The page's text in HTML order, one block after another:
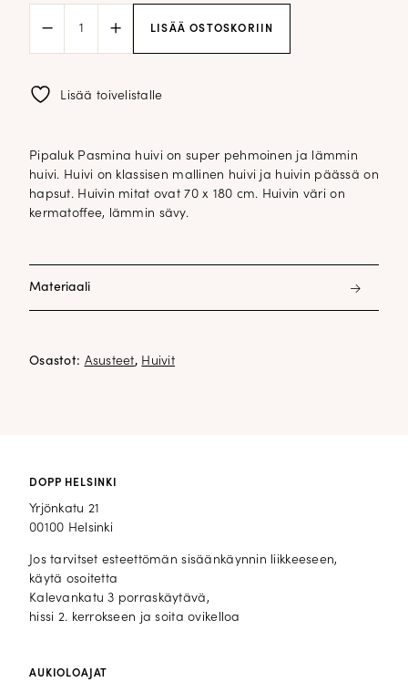
Pasmina
huivi;
määrä
LISÄÄ OSTOSKORIIN
Lisää toivelistalle
Pipaluk Pasmina huivi on super pehmoinen ja lämmin
huivi. Huivi on klassisen mallinen huivi ja huivin päässä on
hapsut. Huivin mitat ovat 70 x 180 cm. Huivin väri on
kermatoffee, lämmin sävy.
Materiaali
Osastot: Asusteet, Huivit
DOPP HELSINKI
Yrjönkatu 21
00100 Helsinki
Jos tarvitset esteettömän sisäänkäynnin liikkeeseen,
käytä osoitetta
Kalevankatu 3 porraskäytävä,
hissi 2. kerrokseen ja soita ovikelloa
AUKIOLOAJAT